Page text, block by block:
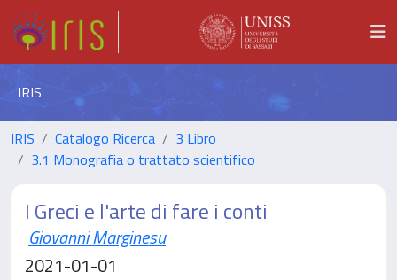
IRIS
IRIS Catalogo Ricerca
3 Libro
3.1 Monografia o trattato scientifico
I Greci e l'arte di fare i conti
Giovanni Marginesu
2021-01-01